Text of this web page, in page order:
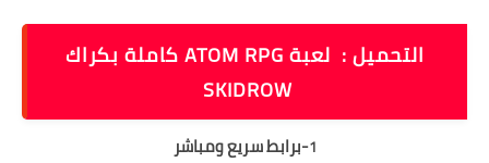
التحميل :
لعبة ATOM RPG كاملة بكراك
SKIDROW
1
-برابط سريع ومباشر